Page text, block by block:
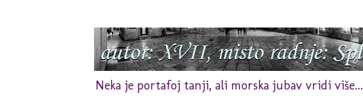
Neka je portafoj tanji, ali morska jubav vridi više...